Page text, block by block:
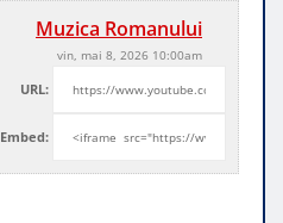
Muzica Romanului
vin, mai 8, 2026 10:00am
URL:
Embed: